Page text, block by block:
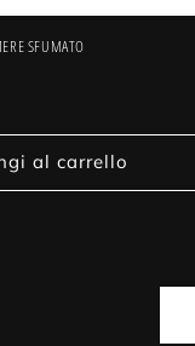
SFUMATO
al carrello